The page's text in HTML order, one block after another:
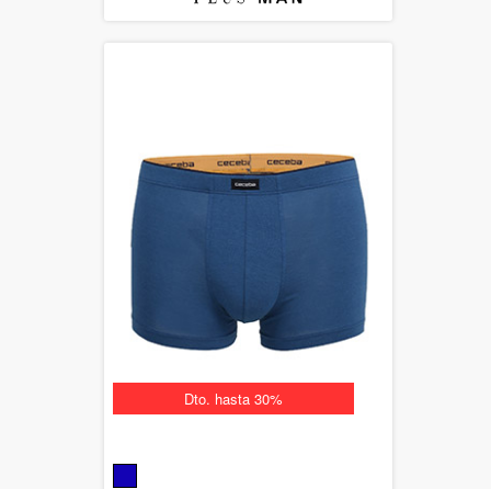
Dto. hasta 30%